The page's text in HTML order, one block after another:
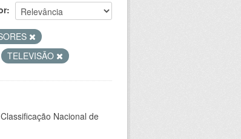
TELEVISÃO
Nacional de